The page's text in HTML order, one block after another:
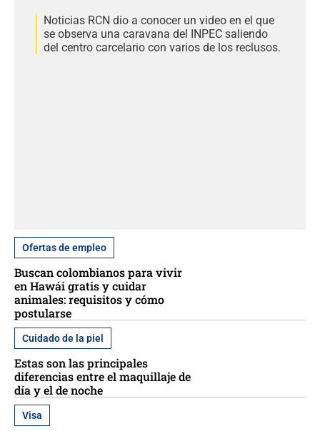
Noticias RCN dio a conocer un video en el que
se observa una caravana del INPEC saliendo
del centro carcelario con varios de los reclusos.
Ofertas de empleo
Buscan colombianos para vivir
en Hawái gratis y cuidar
animales: requisitos y cómo
postularse
Cuidado de la piel
Estas son las principales
diferencias entre el maquillaje de
día y el de noche
Visa